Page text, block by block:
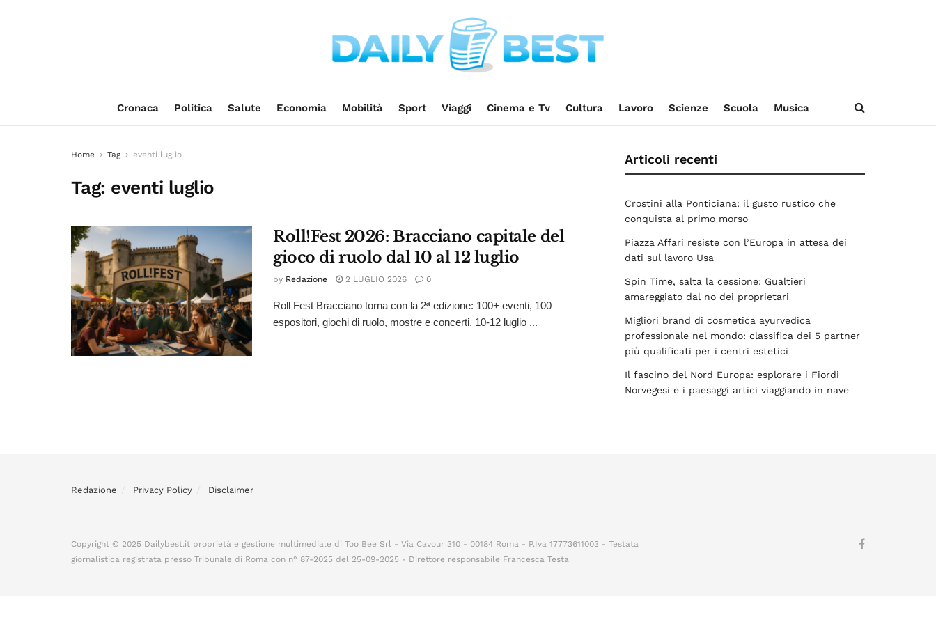
Cronaca Politica Salute Economia Mobilità Sport Viaggi Cinema e Tv Cultura Lavoro Scienze Scuola Musica
Home Tag eventi luglio
Tag: eventi luglio
Roll!Fest 2026: Bracciano capitale del
gioco di ruolo dal 10 al 12 luglio
by Redazione 2 LUGLIO 2026 0
Roll Fest Bracciano torna con la 2ª edizione: 100+ eventi, 100
espositori, giochi di ruolo, mostre e concerti. 10-12 luglio ...
Articoli recenti
Crostini alla Ponticiana: il gusto rustico che
conquista al primo morso
Piazza Affari resiste con l’Europa in attesa dei
dati sul lavoro Usa
Spin Time, salta la cessione: Gualtieri
amareggiato dal no dei proprietari
Migliori brand di cosmetica ayurvedica
professionale nel mondo: classifica dei 5 partner
più qualificati per i centri estetici
Il fascino del Nord Europa: esplorare i Fiordi
Norvegesi e i paesaggi artici viaggiando in nave
Redazione Privacy Policy Disclaimer
Copyright © 2025 Dailybest.it proprietà e gestione multimediale di Too Bee Srl - Via Cavour 310 - 00184 Roma - P.Iva 17773611003 - Testata
giornalistica registrata presso Tribunale di Roma con n° 87-2025 del 25-09-2025 - Direttore responsabile Francesca Testa